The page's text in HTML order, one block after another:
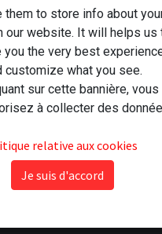
à votre Service
la Droguerie Moderne
en leur proposant les
them to store info about
our website. It will helps us
you the very best
customize what you see.
sur cette bannière, vous
à collecter des
relative aux cookies
Je suis d'accord